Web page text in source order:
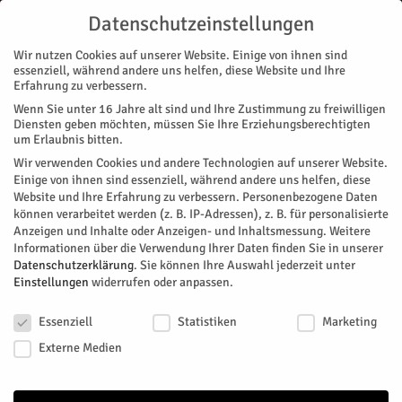
Start Polizei Trickbetrügerei in der Region
POLIZEI NACHRICHTEN
Trickbetrügerei in der Region
Bereits am vergangenen Dienstag, so meldet die Polizei, fiel
eine Seniorin in Düren auf Trickdiebe herein. Am Donnerstag
fielen falsche "Wasserwerker" in Langerwehe auf.
Von Pressestelle Polizei- Juni 24, 2023 113
Facebook Twitter
Datenschutzeinstellungen
Wir nutzen Cookies auf unserer Website. Einige von ihnen sind
essenziell, während andere uns helfen, diese Website und Ihre
Erfahrung zu verbessern.
Wenn Sie unter 16 Jahre alt sind und Ihre Zustimmung zu freiwilligen
Diensten geben möchten, müssen Sie Ihre Erziehungsberechtigten
um Erlaubnis bitten.
Wir verwenden Cookies und andere Technologien auf unserer Website.
Einige von ihnen sind essenziell, während andere uns helfen, diese
Website und Ihre Erfahrung zu verbessern. Personenbezogene Daten
können verarbeitet werden (z. B. IP-Adressen), z. B. für personalisierte
Anzeigen und Inhalte oder Anzeigen- und Inhaltsmessung. Weitere
Informationen über die Verwendung Ihrer Daten finden Sie in unserer
Datenschutzerklärung. Sie können Ihre Auswahl jederzeit unter
Einstellungen widerrufen oder anpassen.
Essenziell
Statistiken
Marketing
Externe Medien